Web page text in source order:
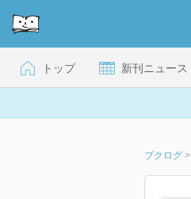
トップ 新刊ニュース
ブクログ >